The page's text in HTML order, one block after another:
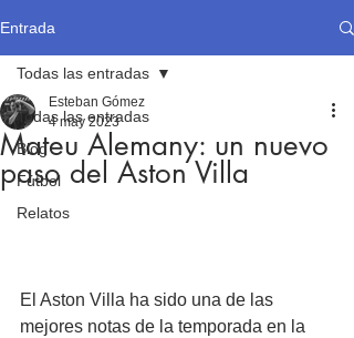
Entrada
Todas las entradas
Blog
Fútbol
Relatos
Todas las entradas
Mateu Alemany: un nuevo
paso del Aston Villa
Esteban Gómez
4 may 2023
El Aston Villa ha sido una de las
mejores notas de la temporada en la